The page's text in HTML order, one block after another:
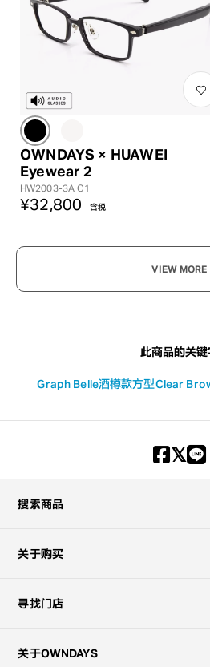
OWNDAYS × HUAWEI
Eyewear 2
HW2003-3A C1
¥32,800 含税
VIEW MORE
此商品的关键
Graph Belle酒樽款方型Clear
搜索商品
关于购买
寻找门店
关于OWNDAYS